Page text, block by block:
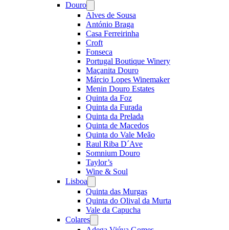
Douro
menu
Alves de Sousa
António Braga
Casa Ferreirinha
Croft
Fonseca
Portugal Boutique Winery
Maçanita Douro
Márcio Lopes Winemaker
Menin Douro Estates
Quinta da Foz
Quinta da Furada
Quinta da Prelada
Quinta de Macedos
Quinta do Vale Meão
Raul Riba D´Ave
Somnium Douro
Taylor’s
Wine & Soul
Lisboa
menu
Quinta das Murgas
Quinta do Olival da Murta
Vale da Capucha
Colares
menu